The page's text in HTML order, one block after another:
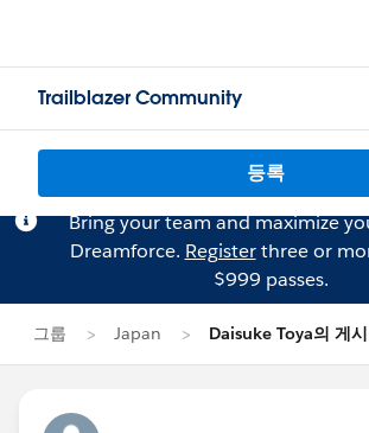
Trailblazer Community
등록
Bring your team and maximize
Dreamforce. Registerthree or
$999 passes.
그룹 Japan Daisuke Toya의 게